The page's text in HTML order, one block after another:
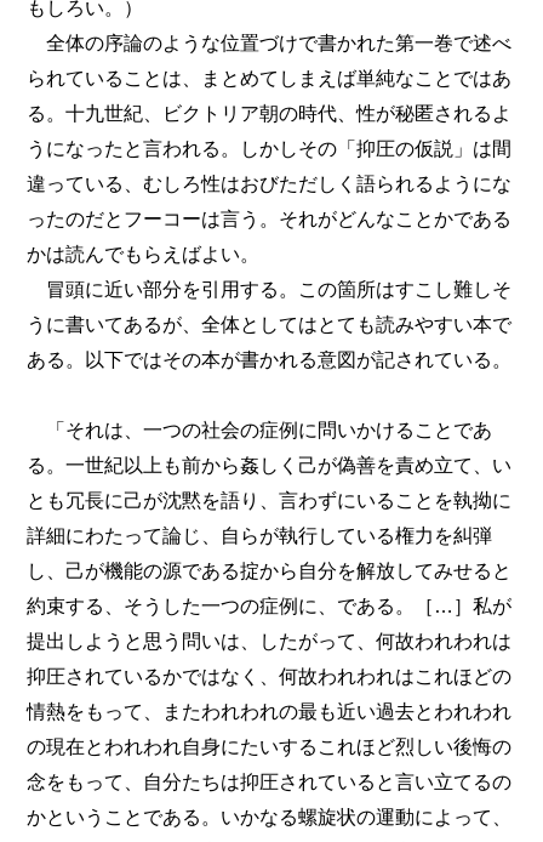
もしろい。）
全体の序論のような位置づけで書かれた第一巻で述べ
られていることは、まとめてしまえば単純なことではあ
る。十九世紀、ビクトリア朝の時代、性が秘匿されるよ
うになったと言われる。しかしその「抑圧の仮説」は間
違っている、むしろ性はおびただしく語られるようにな
ったのだとフーコーは言う。それがどんなことかである
かは読んでもらえばよい。
冒頭に近い部分を引用する。この箇所はすこし難しそ
うに書いてあるが、全体としてはとても読みやすい本で
ある。以下ではその本が書かれる意図が記されている。
「それは、一つの社会の症例に問いかけることであ
る。一世紀以上も前から姦しく己が偽善を責め立て、い
とも冗長に己が沈黙を語り、言わずにいることを執拗に
詳細にわたって論じ、自らが執行している権力を糾弾
し、己が機能の源である掟から自分を解放してみせると
約束する、そうした一つの症例に、である。［…］私が
提出しようと思う問いは、したがって、何故われわれは
抑圧されているかではなく、何故われわれはこれほどの
情熱をもって、またわれわれの最も近い過去とわれわれ
の現在とわれわれ自身にたいするこれほど烈しい後悔の
念をもって、自分たちは抑圧されていると言い立てるの
かということである。いかなる螺旋状の運動によって、